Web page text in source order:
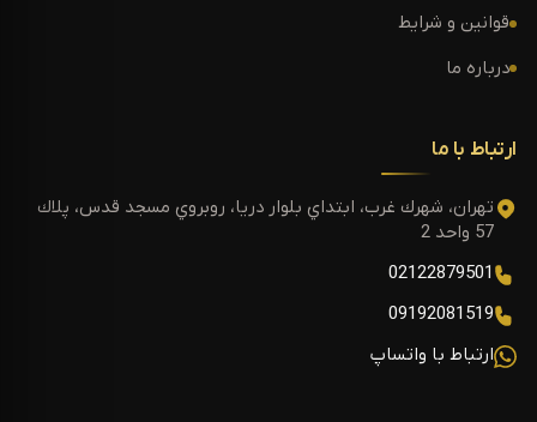
قوانین و شرایط
درباره ما
ارتباط با ما
تهران، شهرك غرب، ابتداي بلوار دريا، روبروي مسجد قدس، پلاك
57 واحد 2
02122879501
09192081519
ارتباط با واتساپ